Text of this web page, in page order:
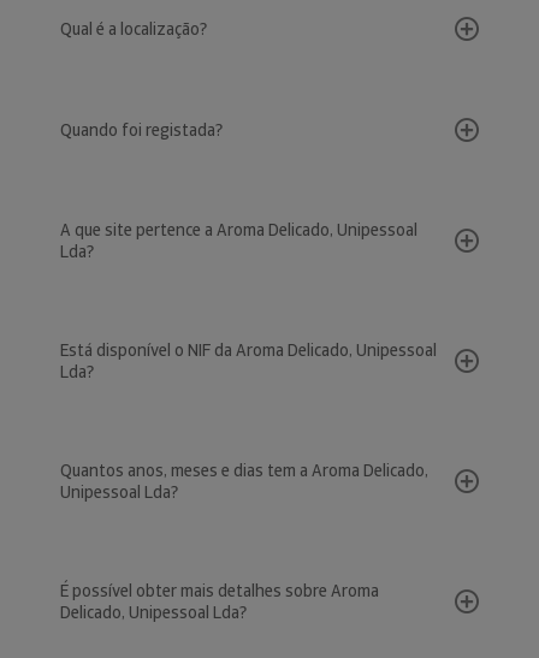
Qual é a localização?
Quando foi registada?
A que site pertence a Aroma Delicado, Unipessoal
Lda?
Está disponível o NIF da Aroma Delicado, Unipessoal
Lda?
Quantos anos, meses e dias tem a Aroma Delicado,
Unipessoal Lda?
É possível obter mais detalhes sobre Aroma
Delicado, Unipessoal Lda?